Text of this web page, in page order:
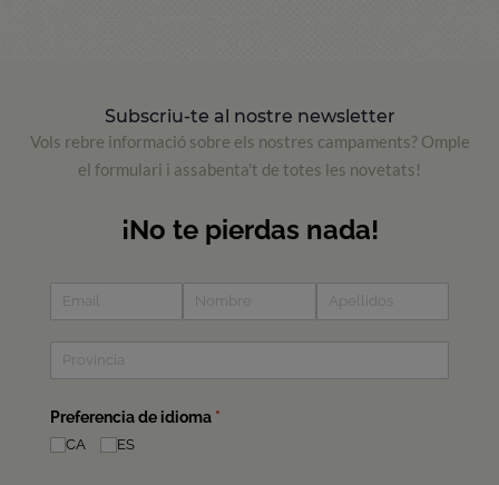
Subscriu-te al nostre newsletter
Vols rebre informació sobre els nostres campaments? Omple
el formulari i assabenta't de totes les novetats!